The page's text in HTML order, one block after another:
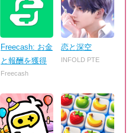
Freecash: お金
と報酬を獲得
Freecash
恋と深空
INFOLD PTE